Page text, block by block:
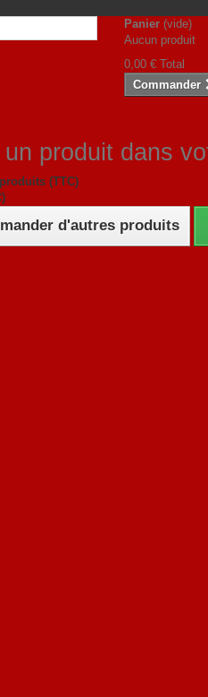
Panier (vide)
Aucun produit
0,00 € Total
Commander
produit dans
(TTC)
d'autres produits